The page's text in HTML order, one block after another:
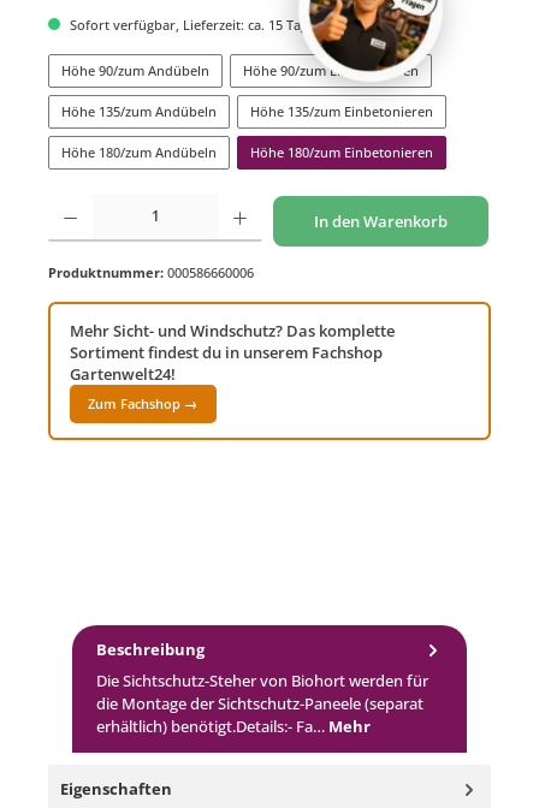
Sofort verfügbar, Lieferzeit: ca. 15 Tage
Höhe 90/zum Andübeln Höhe 90/zum Einbetonieren
Höhe 135/zum Andübeln Höhe 135/zum Einbetonieren
Höhe 180/zum Andübeln Höhe 180/zum Einbetonieren
Produkt Anzahl: Gib den gewünschten Wert ein oder benutze die Schaltflächen um
In den Warenkorb
Produktnummer: 000586660006
Mehr Sicht- und Windschutz? Das komplette
Sortiment findest du in unserem Fachshop
Gartenwelt24!
Zum Fachshop →
Beschreibung
Die Sichtschutz-Steher von Biohort werden für
die Montage der Sichtschutz-Paneele (separat
erhältlich) benötigt.Details:- Fa… Mehr
Eigenschaften